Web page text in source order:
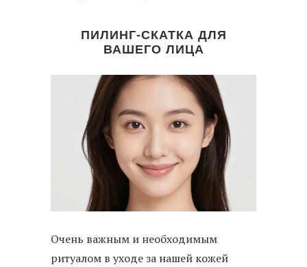
ПИЛИНГ-СКАТКА ДЛЯ
ВАШЕГО ЛИЦА
Очень важным и необходимым
ритуалом в уходе за нашей кожей